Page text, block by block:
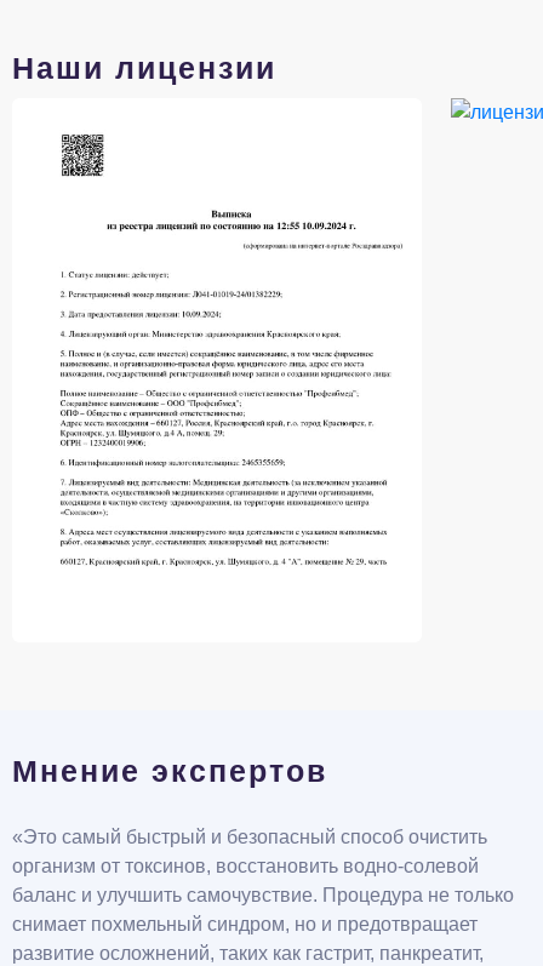
Наши лицензии
Мнение экспертов
«Это самый быстрый и безопасный способ очистить
организм от токсинов, восстановить водно-солевой
баланс и улучшить самочувствие. Процедура не только
снимает похмельный синдром, но и предотвращает
развитие осложнений, таких как гастрит, панкреатит,